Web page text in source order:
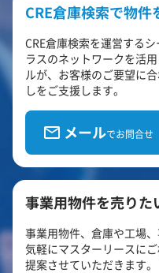
CRE倉庫検索で物
CRE倉庫検索を運営する
ラスのネットワークを活
ルが、お客様のご要望に
しをご支援します。
メールでお問合せ
事業用物件を売りた
事業用物件、倉庫や工場
気軽にマスターリースに
提案させていただきます。